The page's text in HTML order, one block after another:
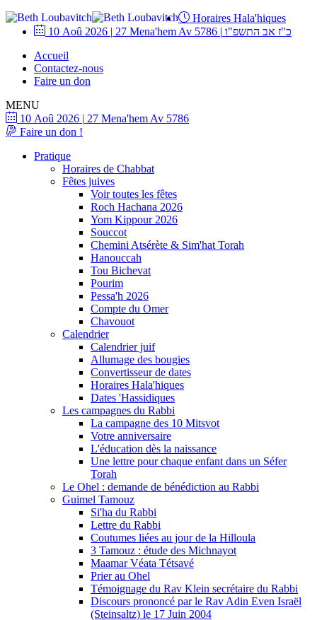
Horaires Hala'hiques
10 Aoû 2026 | 27 Mena'hem Av 5786 | כ"ז אב התשפ"ו
Accueil
Contactez-nous
Faire un don
MENU
10 Aoû 2026 | 27 Mena'hem Av 5786
Faire un don !
Pratique
Horaires de Chabbat
Fêtes juives
Voir toutes les fêtes
Roch Hachana 2026
Yom Kippour 2026
Souccot
Chemini Atsérète & Sim'hat Torah
Hanouccah
Tou Bichevat
Pourim
Pessa'h 2026
Compte du Omer
Chavouot
Calendrier
Calendrier juif
Allumage des bougies
Convertisseur de dates
Horaires Hala'hiques
Dates 'Hassidiques
Les campagnes du Rabbi
La campagne des 10 Mitsvot
Votre anniversaire
L'éducation dès la naissance
Une lettre pour chaque enfant dans un Séfer
Torah
Le Ohel : demande de bénédiction au Rabbi
Guimel Tamouz
Si'ha du Rabbi
Lettre du Rabbi
Coutumes liées au jour de la Hilloula
3 Tamouz : étude des Michnayot
Maamar Véata Tétsavé
Prier au Ohel
Témoignage du Rav Klein secrétaire du Rabbi
Discours prononcé par le Rav Adin Even Israël
(Steinsaltz) le 17 Juin 2004